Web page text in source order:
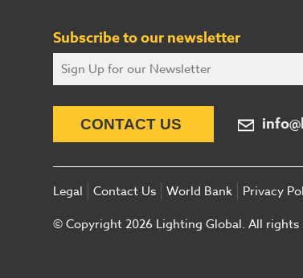
Subscribe to our newsletter
CONTACT US
Legal Contact Us World Bank
Privacy
© Copyright 2026 Lighting Global. All rights